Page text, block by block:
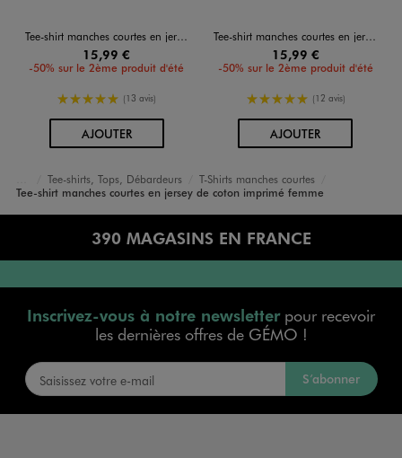
Tee-shirt manches courtes en jersey de coton imprimé femme
15,99 €
-50% sur le 2ème produit d'été
5/5 de moyenne
(13 avis)
AJOUTERAU PANIER
Tee-shirt manches courtes en jersey de coton imprimé femme
15,99 €
-50% sur le 2ème produit d'été
5/5 de moyenne
(12 avis)
AJOUTERAU PANIER
Accueil
Femme
Vêtements
Tee-shirts, Tops, Débardeurs
T-Shirts manches courtes
Tee-shirt manches courtes en jersey de coton imprimé femme
390 MAGASINS EN FRANCE
Inscrivez-vous à notre newsletterpour recevoir
les dernières offres de GÉMO !
S’abonner